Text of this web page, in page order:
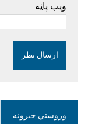
ویب پاڼه
وروستي خبرونه